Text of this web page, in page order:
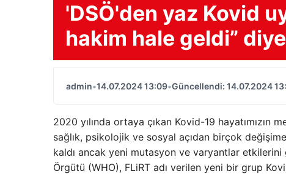
'DSÖ'den yaz Kovid
hakim hale geldi”
admin•14.07.2024 13:09•Güncellendi: 14.07.2024
2020 yılında ortaya çıkan Kovid-19
sağlık, psikolojik ve sosyal açıdan birçok
kaldı ancak yeni mutasyon ve varyantlar
Örgütü (WHO), FLiRT adı verilen yeni bir grup